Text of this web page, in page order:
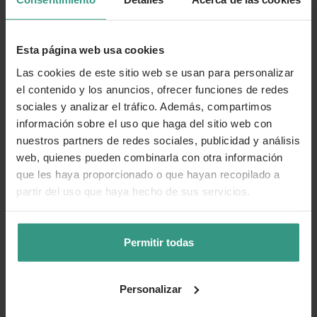
Esta página web usa cookies
Las cookies de este sitio web se usan para personalizar
el contenido y los anuncios, ofrecer funciones de redes
sociales y analizar el tráfico. Además, compartimos
información sobre el uso que haga del sitio web con
nuestros partners de redes sociales, publicidad y análisis
web, quienes pueden combinarla con otra información
que les haya proporcionado o que hayan recopilado a
partir del uso que haya hecho de sus servicios.
Permitir todas
Personalizar
Acer negundo (Arce, Negundo)
Acer pseudoplatanus (Arce blanco)
Aesculus hippocastanum (Castaño de Indias)
Ailanthus altissima (Ailanto)
Alnus glutinosa (Aliso, Aliso negro, Alno)
Betula pendula (Abedul)
Catalpa bignonioides (Catalpa)